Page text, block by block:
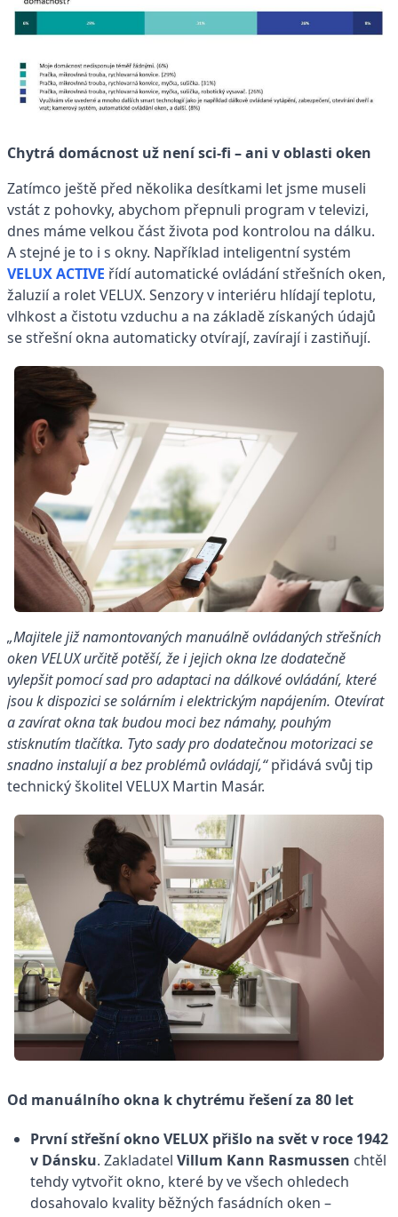
Chytrá domácnost už není sci-fi – ani v oblasti oken
Zatímco ještě před několika desítkami let jsme museli
vstát z pohovky, abychom přepnuli program v televizi,
dnes máme velkou část života pod kontrolou na dálku.
A stejné je to i s okny. Například inteligentní systém
VELUX ACTIVE řídí automatické ovládání střešních oken,
žaluzií a rolet VELUX. Senzory v interiéru hlídají teplotu,
vlhkost a čistotu vzduchu a na základě získaných údajů
se střešní okna automaticky otvírají, zavírají i zastiňují.
„Majitele již namontovaných manuálně ovládaných střešních
oken VELUX určitě potěší, že i jejich okna lze dodatečně
vylepšit pomocí sad pro adaptaci na dálkové ovládání, které
jsou k dispozici se solárním i elektrickým napájením. Otevírat
a zavírat okna tak budou moci bez námahy, pouhým
stisknutím tlačítka. Tyto sady pro dodatečnou motorizaci se
snadno instalují a bez problémů ovládají,“přidává svůj tip
technický školitel VELUX Martin Masár.
Od manuálního okna k chytrému řešení za 80 let
První střešní okno VELUX přišlo na svět v roce 1942
v Dánsku. Zakladatel Villum Kann Rasmussen chtěl
tehdy vytvořit okno, které by ve všech ohledech
dosahovalo kvality běžných fasádních oken –